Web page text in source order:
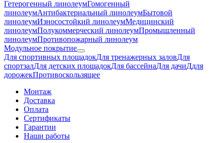
Гетерогенный линолеумГомогенный
линолеумАнтибактериальный линолеумБытовой
линолеумИзносостойкий линолеумМедицинский
линолеумПолукоммерческий линолеумПромышленный
линолеумПротивопожарный линолеум
Модульное покрытие
Для спортивных площадокДля тренажерных заловДля
спортзалДля детских площадокДля бассейнаДля дачиДдля
дорожекПротивоскользящее
Монтаж
Доставка
Оплата
Сертификаты
Гарантии
Наши работы